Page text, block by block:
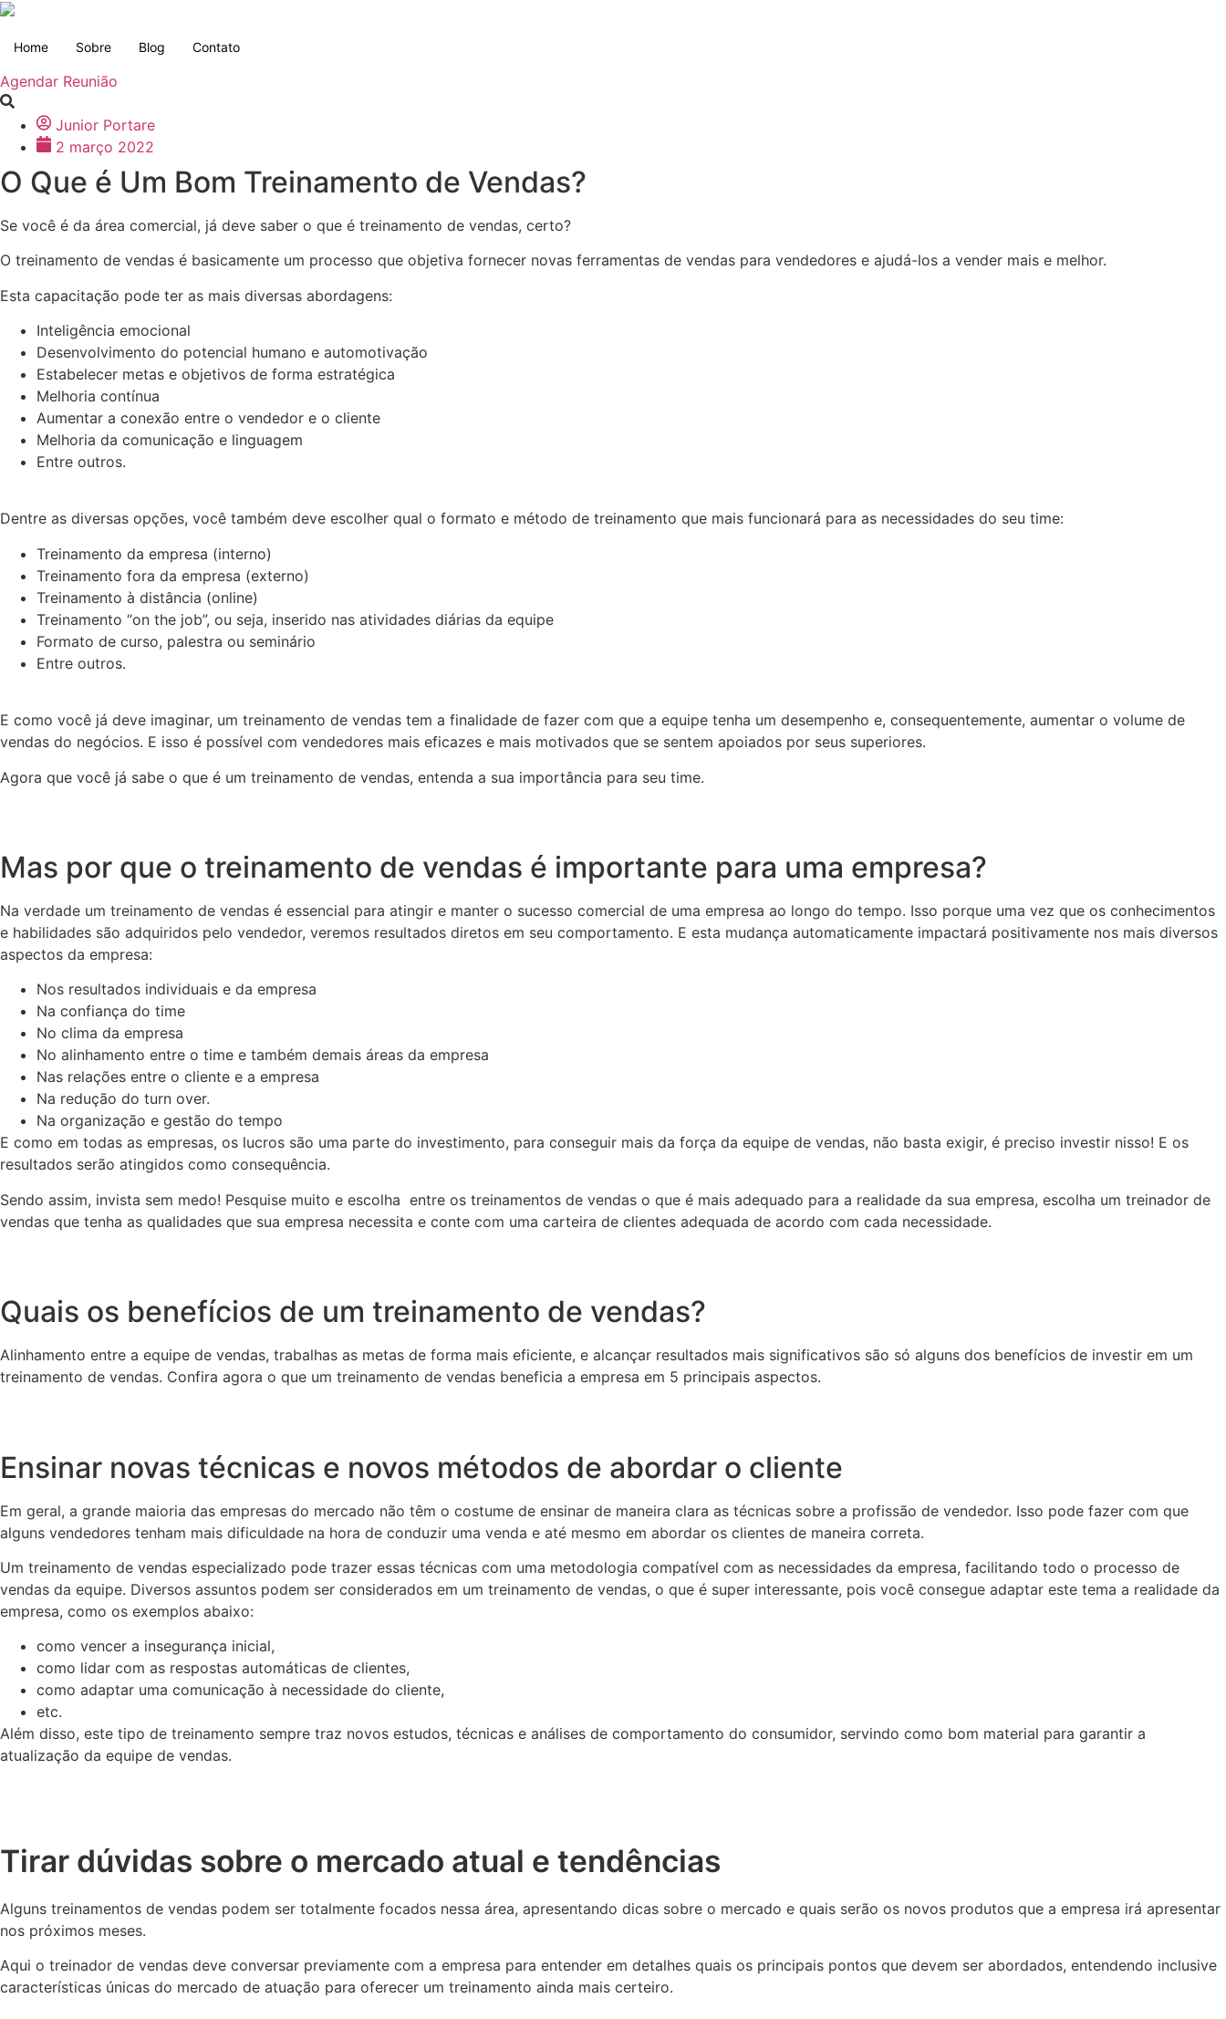
Ir
conteúdo
Home Sobre Blog Contato
Agendar Reunião
Junior Portare
2 março 2022
O Que é Um Bom Treinamento de Vendas?
Se você é da área comercial, já deve saber o que é treinamento de vendas, certo?
O treinamento de vendas é basicamente um processo que objetiva fornecer novas ferramentas de vendas para vendedores e ajudá-los a vender mais e melhor.
Esta capacitação pode ter as mais diversas abordagens:
Inteligência emocional
Desenvolvimento do potencial humano e automotivação
Estabelecer metas e objetivos de forma estratégica
Melhoria contínua
Aumentar a conexão entre o vendedor e o cliente
Melhoria da comunicação e linguagem
Entre outros.
Dentre as diversas opções, você também deve escolher qual o formato e método de treinamento que mais funcionará para as necessidades do seu time:
Treinamento da empresa (interno)
Treinamento fora da empresa (externo)
Treinamento à distância (online)
Treinamento “on the job”, ou seja, inserido nas atividades diárias da equipe
Formato de curso, palestra ou seminário
Entre outros.
E como você já deve imaginar, um treinamento de vendas tem a finalidade de fazer com que a equipe tenha um desempenho e, consequentemente, aumentar o volume de
vendas do negócios. E isso é possível com vendedores mais eficazes e mais motivados que se sentem apoiados por seus superiores.
Agora que você já sabe o que é um treinamento de vendas, entenda a sua importância para seu time.
Mas por que o treinamento de vendas é importante para uma empresa?
Na verdade um treinamento de vendas é essencial para atingir e manter o sucesso comercial de uma empresa ao longo do tempo. Isso porque uma vez que os conhecimentos
e habilidades são adquiridos pelo vendedor, veremos resultados diretos em seu comportamento. E esta mudança automaticamente impactará positivamente nos mais diversos
aspectos da empresa:
Nos resultados individuais e da empresa
Na confiança do time
No clima da empresa
No alinhamento entre o time e também demais áreas da empresa
Nas relações entre o cliente e a empresa
Na redução do turn over.
Na organização e gestão do tempo
E como em todas as empresas, os lucros são uma parte do investimento, para conseguir mais da força da equipe de vendas, não basta exigir, é preciso investir nisso! E os
resultados serão atingidos como consequência.
Sendo assim, invista sem medo! Pesquise muito e escolha entre os treinamentos de vendas o que é mais adequado para a realidade da sua empresa, escolha um treinador de
vendas que tenha as qualidades que sua empresa necessita e conte com uma carteira de clientes adequada de acordo com cada necessidade.
Quais os benefícios de um treinamento de vendas?
Alinhamento entre a equipe de vendas, trabalhas as metas de forma mais eficiente, e alcançar resultados mais significativos são só alguns dos benefícios de investir em um
treinamento de vendas. Confira agora o que um treinamento de vendas beneficia a empresa em 5 principais aspectos.
Ensinar novas técnicas e novos métodos de abordar o cliente
Em geral, a grande maioria das empresas do mercado não têm o costume de ensinar de maneira clara as técnicas sobre a profissão de vendedor. Isso pode fazer com que
alguns vendedores tenham mais dificuldade na hora de conduzir uma venda e até mesmo em abordar os clientes de maneira correta.
Um treinamento de vendas especializado pode trazer essas técnicas com uma metodologia compatível com as necessidades da empresa, facilitando todo o processo de
vendas da equipe. Diversos assuntos podem ser considerados em um treinamento de vendas, o que é super interessante, pois você consegue adaptar este tema a realidade da
empresa, como os exemplos abaixo:
como vencer a insegurança inicial,
como lidar com as respostas automáticas de clientes,
como adaptar uma comunicação à necessidade do cliente,
etc.
Além disso, este tipo de treinamento sempre traz novos estudos, técnicas e análises de comportamento do consumidor, servindo como bom material para garantir a
atualização da equipe de vendas.
Tirar dúvidas sobre o mercado atual e tendências
Alguns treinamentos de vendas podem ser totalmente focados nessa área, apresentando dicas sobre o mercado e quais serão os novos produtos que a empresa irá apresentar
nos próximos meses.
Aqui o treinador de vendas deve conversar previamente com a empresa para entender em detalhes quais os principais pontos que devem ser abordados, entendendo inclusive
características únicas do mercado de atuação para oferecer um treinamento ainda mais certeiro.